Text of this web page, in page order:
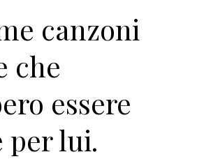
canzoni
che
essere
per lui.